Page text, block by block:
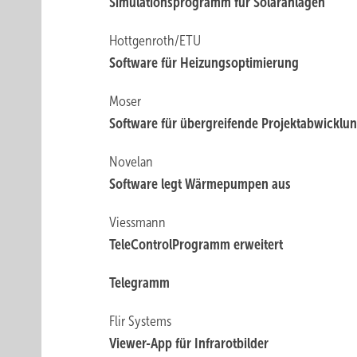
Hottgenroth/ETU
Software für Heizungs­optimierung
Moser
Software für übergreifende
Novelan
Software legt Wärmepumpen aus
Viessmann
TeleControlProgramm erweitert
Telegramm
Flir Systems
Viewer-App für Infrarotbilder